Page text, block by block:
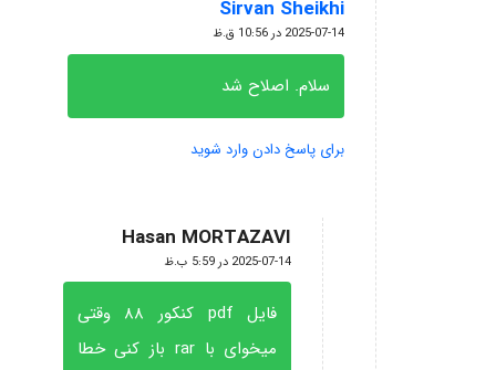
Sirvan Sheikhi
گفته:
2025-07-14 در 10:56 ق.ظ
سلام. اصلاح شد
برای پاسخ دادن وارد شوید
Hasan MORTAZAVI
گفته:
2025-07-14 در 5:59 ب.ظ
فایل pdf کنکور ۸۸ وقتی
میخوای با rar باز کنی خطا